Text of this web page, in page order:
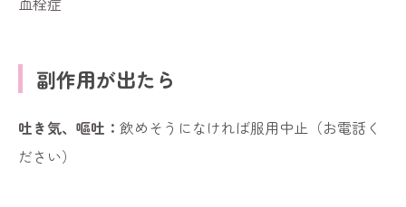
副作用が出たら
吐き気、嘔吐： 飲めそうになければ服用中止（お電話く
ださい）